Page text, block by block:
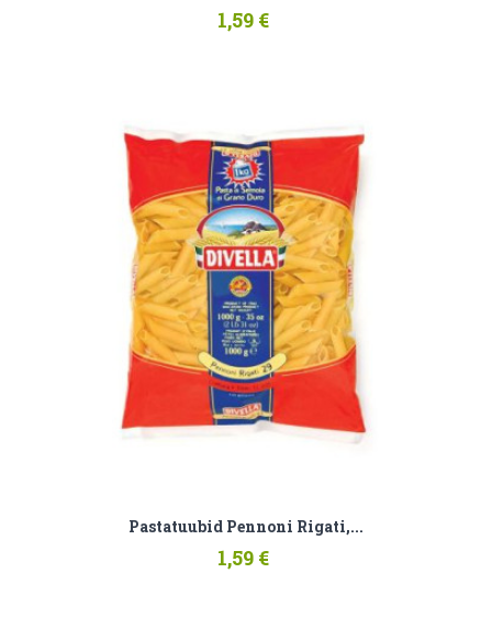
1,59 €
Pastatuubid Pennoni Rigati,...
1,59 €